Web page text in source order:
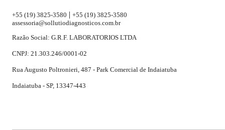
+55 (19) 3825-3580 | +55 (19) 3825-3580
assessoria@sollutiodiagnosticos.com.br
Razão Social: G.R.F. LABORATORIOS LTDA
CNPJ: 21.303.246/0001-02
Rua Augusto Poltronieri, 487 - Park Comercial de Indaiatuba
Indaiatuba - SP, 13347-443